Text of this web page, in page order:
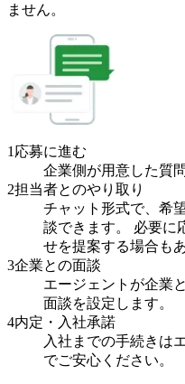
ません。
1応募に進む
企業側が用意した質
2担当者とのやり取り
チャット形式で、希
談できます。 必要に
せを提案する場合も
3企業との面談
エージェントが企業
面談を設定します。
4内定・入社承諾
入社までの手続きは
でご安心ください。